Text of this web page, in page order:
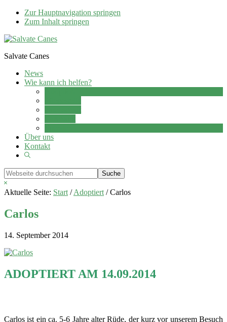
Zur Hauptnavigation springen
Zum Inhalt springen
Salvate Canes
News
Wie kann ich helfen?
Über uns
Kontakt
Show
Webseite
durchsuchen
Hide
Search
Aktuelle Seite: Start / Adoptiert /Carlos
Carlos
14. September 2014
ADOPTIERT AM 14.09.2014
Carlos ist ein ca. 5-6 Jahre alter Rüde, der kurz vor unserem Besuch